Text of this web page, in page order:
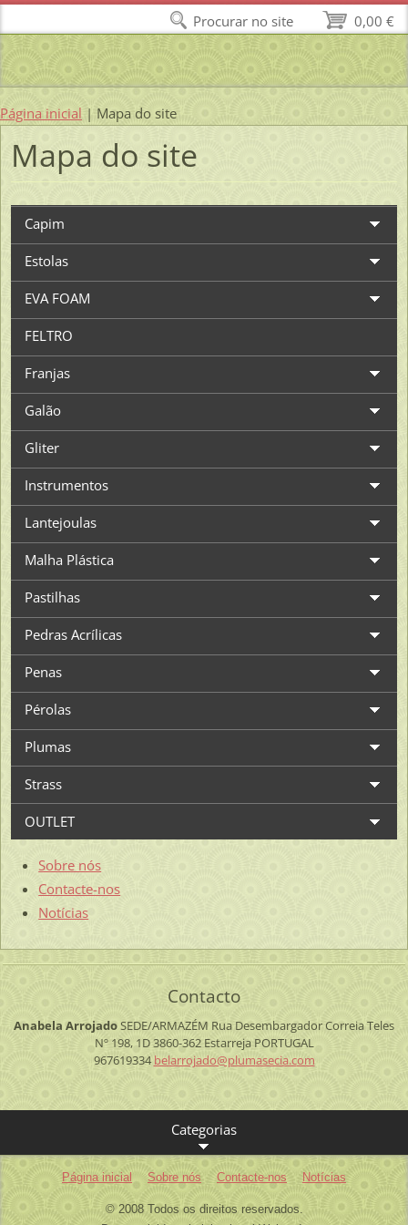
Página inicial | Mapa do site
Mapa do site
Capim
Estolas
EVA FOAM
FELTRO
Franjas
Galão
Gliter
Instrumentos
Lantejoulas
Malha Plástica
Pastilhas
Pedras Acrílicas
Penas
Pérolas
Plumas
Strass
OUTLET
Sobre nós
Contacte-nos
Notícias
Contacto
Anabela ArrojadoSEDE/ARMAZÉM Rua Desembargador Correia Teles
Nº 198, 1D3860-362 EstarrejaPORTUGAL
967619334belarrojado@plumasecia.com
Categorias
Página inicial Sobre nós Contacte-nos Notícias
© 2008 Todos os direitos reservados.
0,00 €
Procurar no site